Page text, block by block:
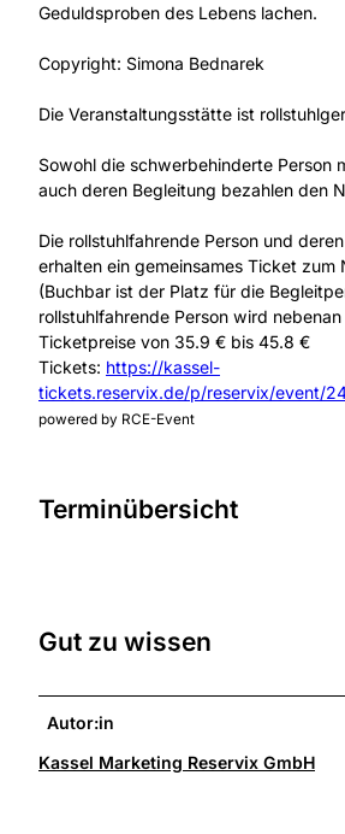
Geduldsproben des Lebens lachen.
Copyright: Simona Bednarek
Die Veranstaltungsstätte ist
Sowohl die schwerbehinderte Person
auch deren Begleitung bezahlen den
Die rollstuhlfahrende Person und
erhalten ein gemeinsames Ticket zum
(Buchbar ist der Platz für die
rollstuhlfahrende Person wird
Ticketpreise von 35.9 € bis 45.8 €
Tickets: https://kassel-
tickets.reservix.de/p/reservix/event/
powered by RCE-Event
Terminübersicht
Gut zu wissen
Autor:in
Kassel Marketing Reservix GmbH